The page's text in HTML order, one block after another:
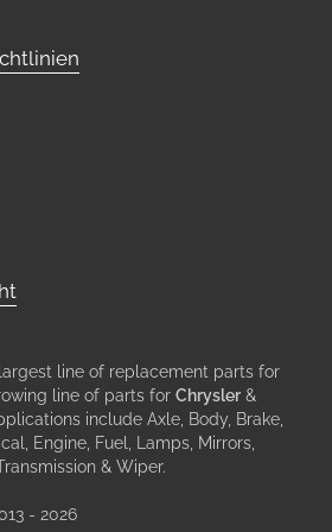
line of replacement parts for
line of parts for Chrysler &
include Axle, Body, Brake,
Engine, Fuel, Lamps, Mirrors,
& Wiper.
- 2026